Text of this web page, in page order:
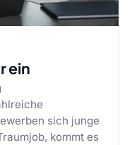
ein
sich junge
kommt es